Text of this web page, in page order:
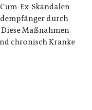
Ex-Skandalen
durch
Maßnahmen
chronisch Kranke